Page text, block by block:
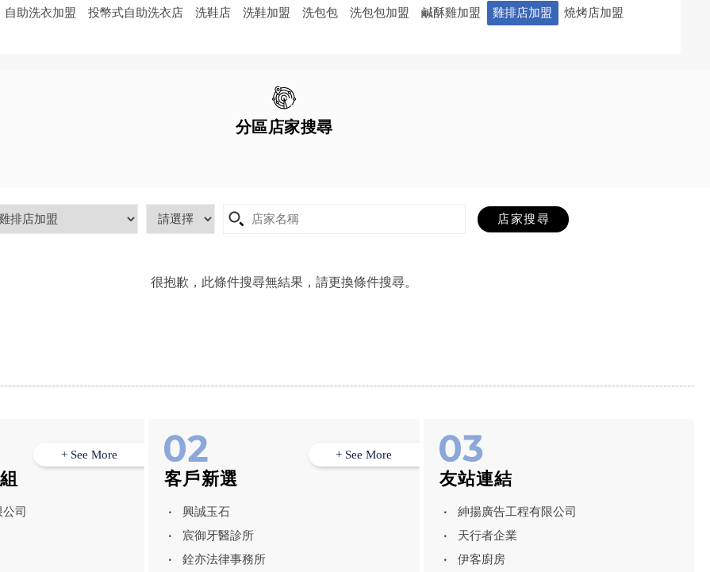
自助洗衣加盟 投幣式自助洗衣店 洗鞋店 洗鞋加盟 洗包包 洗包包加盟 鹹酥雞加盟 雞排店加盟
燒烤店加盟
分區店家搜尋
很抱歉，此條件搜尋無結果，請更換條件搜尋。
司
+ See More
客戶新選
興誠玉石
宸御牙醫診所
銓亦法律事務所
+ See More
友站連結
紳揚廣告工程有限公司
天行者企業
伊客廚房